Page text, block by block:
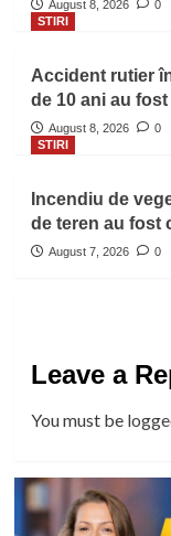
August 8, 2026
0
STIRI
Accident rutier
de 10 ani au
August 8, 2026
0
STIRI
Incendiu de
de teren au fost
August 7, 2026 0
Leave a
You must be